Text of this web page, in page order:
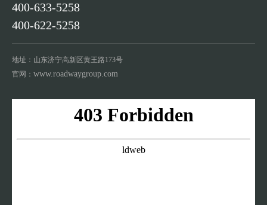
400-633-5258
400-622-5258
地址：山东济宁高新区黄王路173号
官网： www.roadwaygroup.com